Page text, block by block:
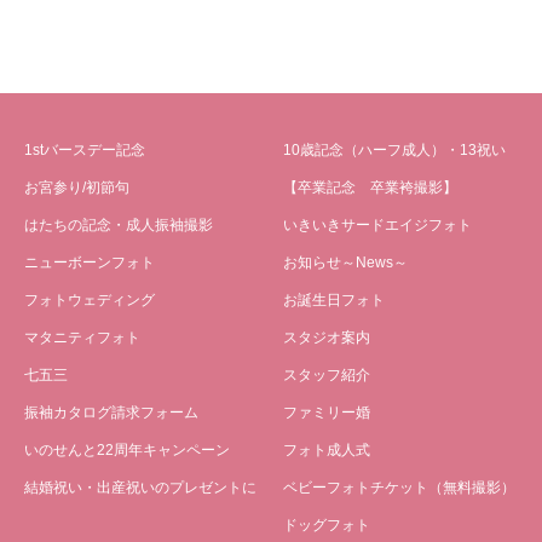
1stバースデー記念
お宮参り/初節句
はたちの記念・成人振袖撮影
ニューボーンフォト
フォトウェディング
マタニティフォト
七五三
振袖カタログ請求フォーム
いのせんと22周年キャンペーン
結婚祝い・出産祝いのプレゼントに
10歳記念（ハーフ成人）・13祝い
【卒業記念 卒業袴撮影】
いきいきサードエイジフォト
お知らせ～News～
お誕生日フォト
スタジオ案内
スタッフ紹介
ファミリー婚
フォト成人式
ベビーフォトチケット（無料撮影）
ドッグフォト